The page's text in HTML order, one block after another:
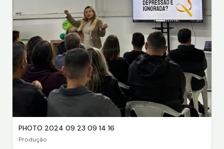
PHOTO 2024 09 23 09 14 16
Produção